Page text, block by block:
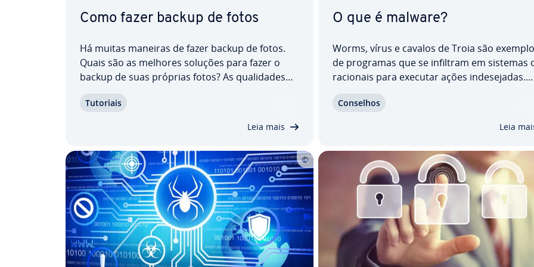
Como fazer backup de fotos
Há muitas maneiras de fazer backup de fotos.
Quais são as melhores soluções para fazer o
backup de suas próprias fotos? As qua­li­da­des
de imagem maiores, e é por isso que os backups
Tutoriais
Leia mais
O que é malware?
Worms, vírus e cavalos de Troia são
de programas que se infiltram em sistemas
ra­ci­o­nais para executar ações in­de­se­ja­das.
Conheça di­fe­ren­tes tipos de malware,
Conselhos
Leia